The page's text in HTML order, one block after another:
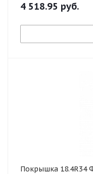
4 518.95 руб.
Покрышка 18.4R34